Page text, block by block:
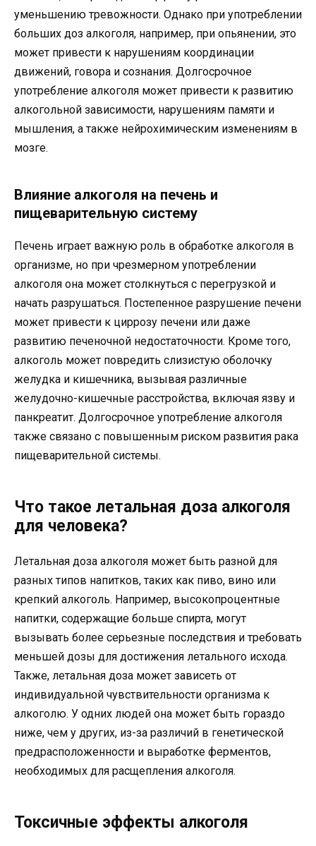
уменьшению тревожности. Однако при употреблении
больших доз алкоголя, например, при опьянении, это
может привести к нарушениям координации
движений, говора и сознания. Долгосрочное
употребление алкоголя может привести к развитию
алкогольной зависимости, нарушениям памяти и
мышления, а также нейрохимическим изменениям в
мозге.
Влияние алкоголя на печень и
пищеварительную систему
Печень играет важную роль в обработке алкоголя в
организме, но при чрезмерном употреблении
алкоголя она может столкнуться с перегрузкой и
начать разрушаться. Постепенное разрушение печени
может привести к циррозу печени или даже
развитию печеночной недостаточности. Кроме того,
алкоголь может повредить слизистую оболочку
желудка и кишечника, вызывая различные
желудочно-кишечные расстройства, включая язву и
панкреатит. Долгосрочное употребление алкоголя
также связано с повышенным риском развития рака
пищеварительной системы.
Что такое летальная доза алкоголя
для человека?
Летальная доза алкоголя может быть разной для
разных типов напитков, таких как пиво, вино или
крепкий алкоголь. Например, высокопроцентные
напитки, содержащие больше спирта, могут
вызывать более серьезные последствия и требовать
меньшей дозы для достижения летального исхода.
Также, летальная доза может зависеть от
индивидуальной чувствительности организма к
алкоголю. У одних людей она может быть гораздо
ниже, чем у других, из-за различий в генетической
предрасположенности и выработке ферментов,
необходимых для расщепления алкоголя.
Токсичные эффекты алкоголя